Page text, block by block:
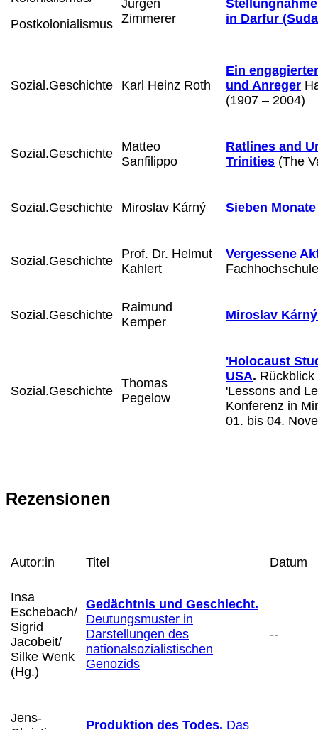
Postkolonialismus
Jürgen
Zimmerer
in Darfur
Sozial.Geschichte Karl Heinz Roth
Ein
und Anreger
(1907 – 2004)
Sozial.Geschichte
Matteo
Sanfilippo
Ratlines and
Trinities (The
Sozial.Geschichte Miroslav Kárný Sieben
Sozial.Geschichte
Prof. Dr. Helmut
Kahlert
Vergessene
Sozial.Geschichte
Raimund
Kemper
Miroslav Kárný
Sozial.Geschichte
Thomas
Pegelow
'Holocaust
USA.
'Lessons and
Konferenz in
01. bis 04.
Rezensionen
Autor:in Titel Datum
Insa
Eschebach/
Sigrid
Jacobeit/
Silke Wenk
(Hg.)
Gedächtnis und Geschlecht.
Deutungsmuster in
Darstellungen des
nationalsozialistischen
Genozids
--
Jens-
Produktion des Todes. Das